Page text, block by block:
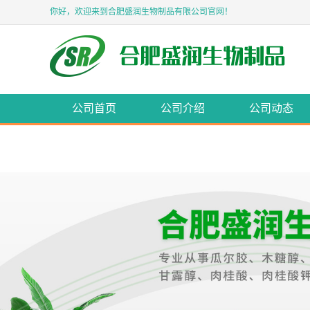
你好，欢迎来到合肥盛润生物制品有限公司官网！
公司首页 公司介绍 公司动态